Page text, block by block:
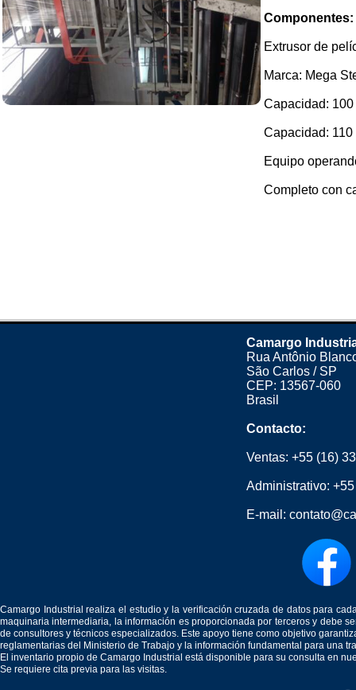
Componentes:
Extrusor de
Marca: Mega
Capacidad:
Capacidad:
Equipo
Completo con
Camargo
Rua Antônio
São Carlos / SP
CEP: 13567-060
Brasil
Contacto:
Ventas: +55 (16)
Administrativo:
E-mail:
Camargo Industrial realiza el estudio y la verificación cruzada de datos para
maquinaria intermediaria, la información es proporcionada por terceros y debe
de consultores y técnicos especializados. Este apoyo tiene como objetivo
reglamentarias del Ministerio de Trabajo y la información fundamental para una
El inventario propio de Camargo Industrial está disponible para su consulta en
Se requiere cita previa para las visitas.